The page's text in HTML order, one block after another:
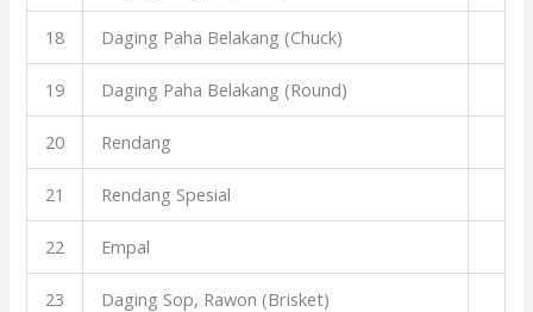
18 Daging Paha Belakang (Chuck)
19 Daging Paha Belakang (Round)
20 Rendang
21 Rendang Spesial
22 Empal
23 Daging Sop, Rawon (Brisket)